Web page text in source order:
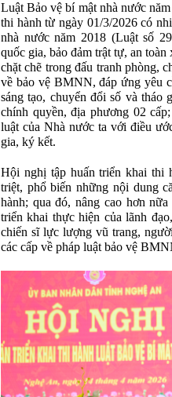
Luật Bảo vệ bí mật nhà nước
thi hành từ ngày 01/3/2026 có
nhà nước năm 2018 (Luật số
quốc gia, bảo đảm trật tự, an
chặt chẽ trong đấu tranh phòng,
về bảo vệ BMNN, đáp ứng yêu
sáng tạo, chuyển đổi số và tháo
chính quyền, địa phương 02
luật của Nhà nước ta với điều
gia, ký kết.
Hội nghị tập huấn triển khai thi
triệt, phổ biến những nội dung
hành; qua đó, nâng cao hơn
triển khai thực hiện của lãnh
chiến sĩ lực lượng vũ trang,
các cấp về pháp luật bảo vệ